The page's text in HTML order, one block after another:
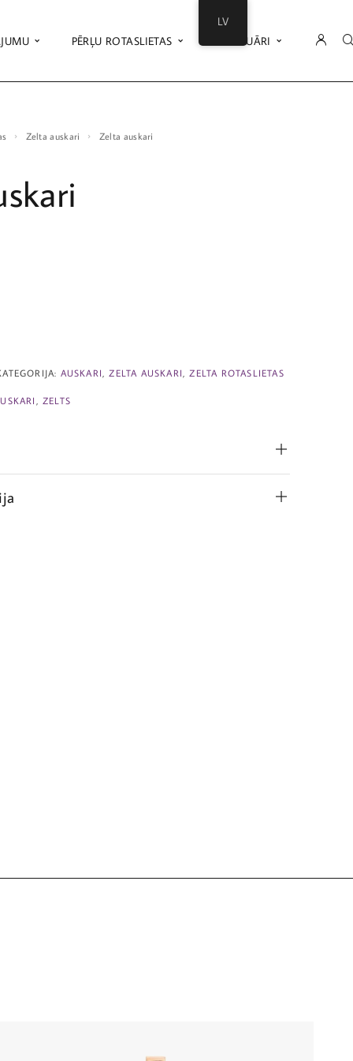
PĒRĻU ROTASLIETAS AKSESUĀRI
Zelta auskari Zelta auskari
AUSKARI ZELTA AUSKARI ZELTA ROTASLIETAS
ZELTS
LV